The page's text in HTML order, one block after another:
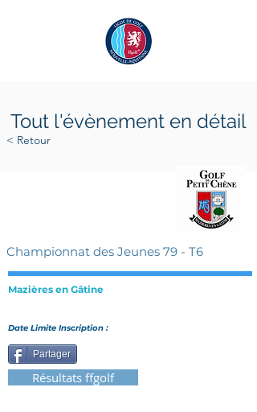
Tout l'évènement en détail
< Retour
Championnat des Jeunes 79 - T6
Mazières en Gâtine
Date Limite Inscription :
Partager
Résultats ffgolf